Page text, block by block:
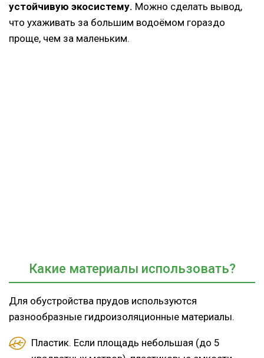
устойчивую экосистему. Можно сделать вывод,
что ухаживать за большим водоёмом гораздо
проще, чем за маленьким.
Какие материалы использовать?
Для обустройства прудов используются
разнообразные гидроизоляционные материалы.
Пластик. Если площадь небольшая (до 5